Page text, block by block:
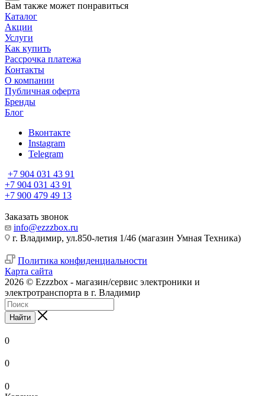
Вам также может понравиться
Каталог
Акции
Услуги
Как купить
Рассрочка платежа
Контакты
О компании
Публичная оферта
Бренды
Блог
Вконтакте
Instagram
Telegram
+7 904 031 43 91
+7 904 031 43 91
+7 900 479 49 13
Заказать звонок
info@ezzzbox.ru
г. Владимир, ул.850-летия 1/46 (магазин Умная Техника)
Политика конфиденциальности
Карта сайта
2026 © Ezzzbox - магазин/сервис электроники и
электротранспорта в г. Владимир
Найти
0
0
0